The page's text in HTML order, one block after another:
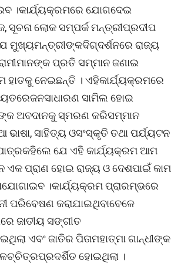
।କାର୍ଯ୍ୟକ୍ରମରେ ଯୋଗଦେଇ
ସୂଚନା ଲୋକ ସମ୍ପର୍କ ମନ୍ତ୍ରୀପ୍ରଦୀପ
ମୁଖ୍ୟମନ୍ତ୍ରୀଙ୍କଦିଗ୍ଦର୍ଶନରେ ରାଜ୍ୟ
ପ୍ରତି ସମ୍ମାନ ଜଣାଇ
ହାତକୁ ନେଇଛନ୍ତି । ଏହିକାର୍ଯ୍ୟକ୍ରମରେ
ସାମିଲ ହୋଇ
ଅବଦାନକୁ ସ୍ମରଣ କରିସମ୍ମାନ
ଭାଷା, ସାହିତ୍ୟ ଓସଂସ୍କୃତି ତଥା ପର୍ଯ୍ୟଟନ
ଯେ ଏହି କାର୍ଯ୍ୟକ୍ରମ ଆମ
ପ୍ରାଣ ହୋଇ ରାଜ୍ୟ ଓ ଦେଶପାଇଁ କାମ
।କାର୍ଯ୍ୟକ୍ରମ ପ୍ରାରମ୍ଭରେ
ପରିବେଷଣ କରାଯାଇଥିବାବେଳେ
ଜାତୀୟ ସଙ୍ଗୀତ
ଏବଂ ଜାତିର ପିତାମହାତ୍ମା ଗାନ୍ଧୀଙ୍କ
ହୋଇଥିଲା ।